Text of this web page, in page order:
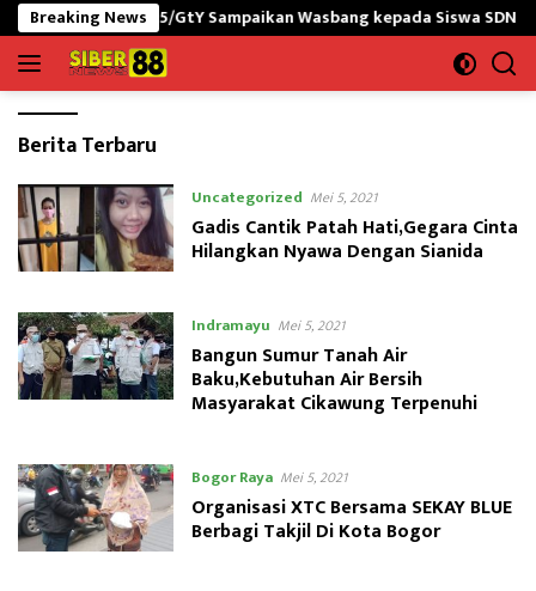
Langsung
ke
konten
Breaking News
yonif 645/GtY Sampaikan Wasbang kepada Siswa SDN Gunung
Siber88.co.id
Siber88
News
Berita Terbaru
Uncategorized Mei 5, 2021
Gadis Cantik Patah Hati,Gegara Cinta
Hilangkan Nyawa Dengan Sianida
Indramayu Mei 5, 2021
Bangun Sumur Tanah Air
Baku,Kebutuhan Air Bersih
Masyarakat Cikawung Terpenuhi
Bogor Raya Mei 5, 2021
Organisasi XTC Bersama SEKAY BLUE
Berbagi Takjil Di Kota Bogor